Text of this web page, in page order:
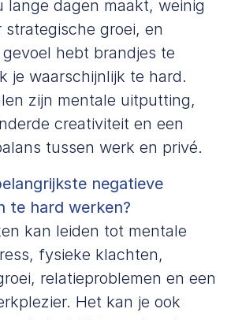
lange dagen maakt, weinig
groei, en
hebt brandjes te
je waarschijnlijk te hard.
zijn mentale uitputting,
creativiteit en een
tussen werk en privé.
negatieve
te hard werken?
kan leiden tot mentale
fysieke klachten,
relatieproblemen en een
Het kan je ook